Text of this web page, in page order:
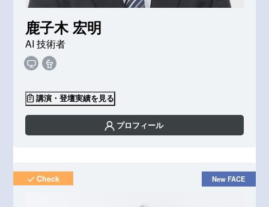
鹿子木 宏明
AI 技術者
講演・登壇実績を見る
プロフィール
New FACE
Check